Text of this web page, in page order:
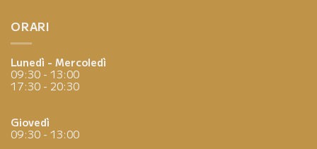
ORARI
Lunedì - Mercoledì
09:30 - 13:00
17:30 - 20:30
Giovedì
09:30 - 13:00